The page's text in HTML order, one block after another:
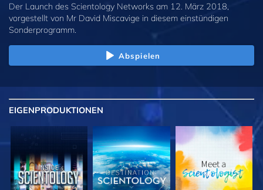
Der Launch des Scientology Networks am 12. März 2018,
vorgestellt von Mr David Miscavige in diesem einstündigen
Sonderprogramm.
Abspielen
EIGENPRODUKTIONEN